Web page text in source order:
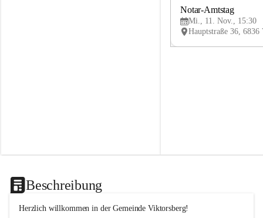
Notar-Amtstag
Mi., 11. Nov., 15:30
Beschreibung
Herzlich willkommen in der Gemeinde Viktorsberg!